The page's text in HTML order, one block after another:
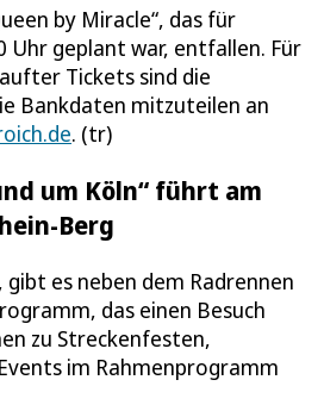
by Miracle“, das für
Uhr geplant war, entfallen. Für
Tickets sind die
Bankdaten mitzuteilen an
. (tr)
um Köln“ führt am
Berg
es neben dem Radrennen
das einen Besuch
zu Streckenfesten,
im Rahmenprogramm